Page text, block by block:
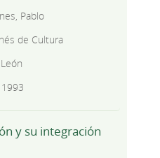
Pablo
de Cultura
León
1993
y su integración